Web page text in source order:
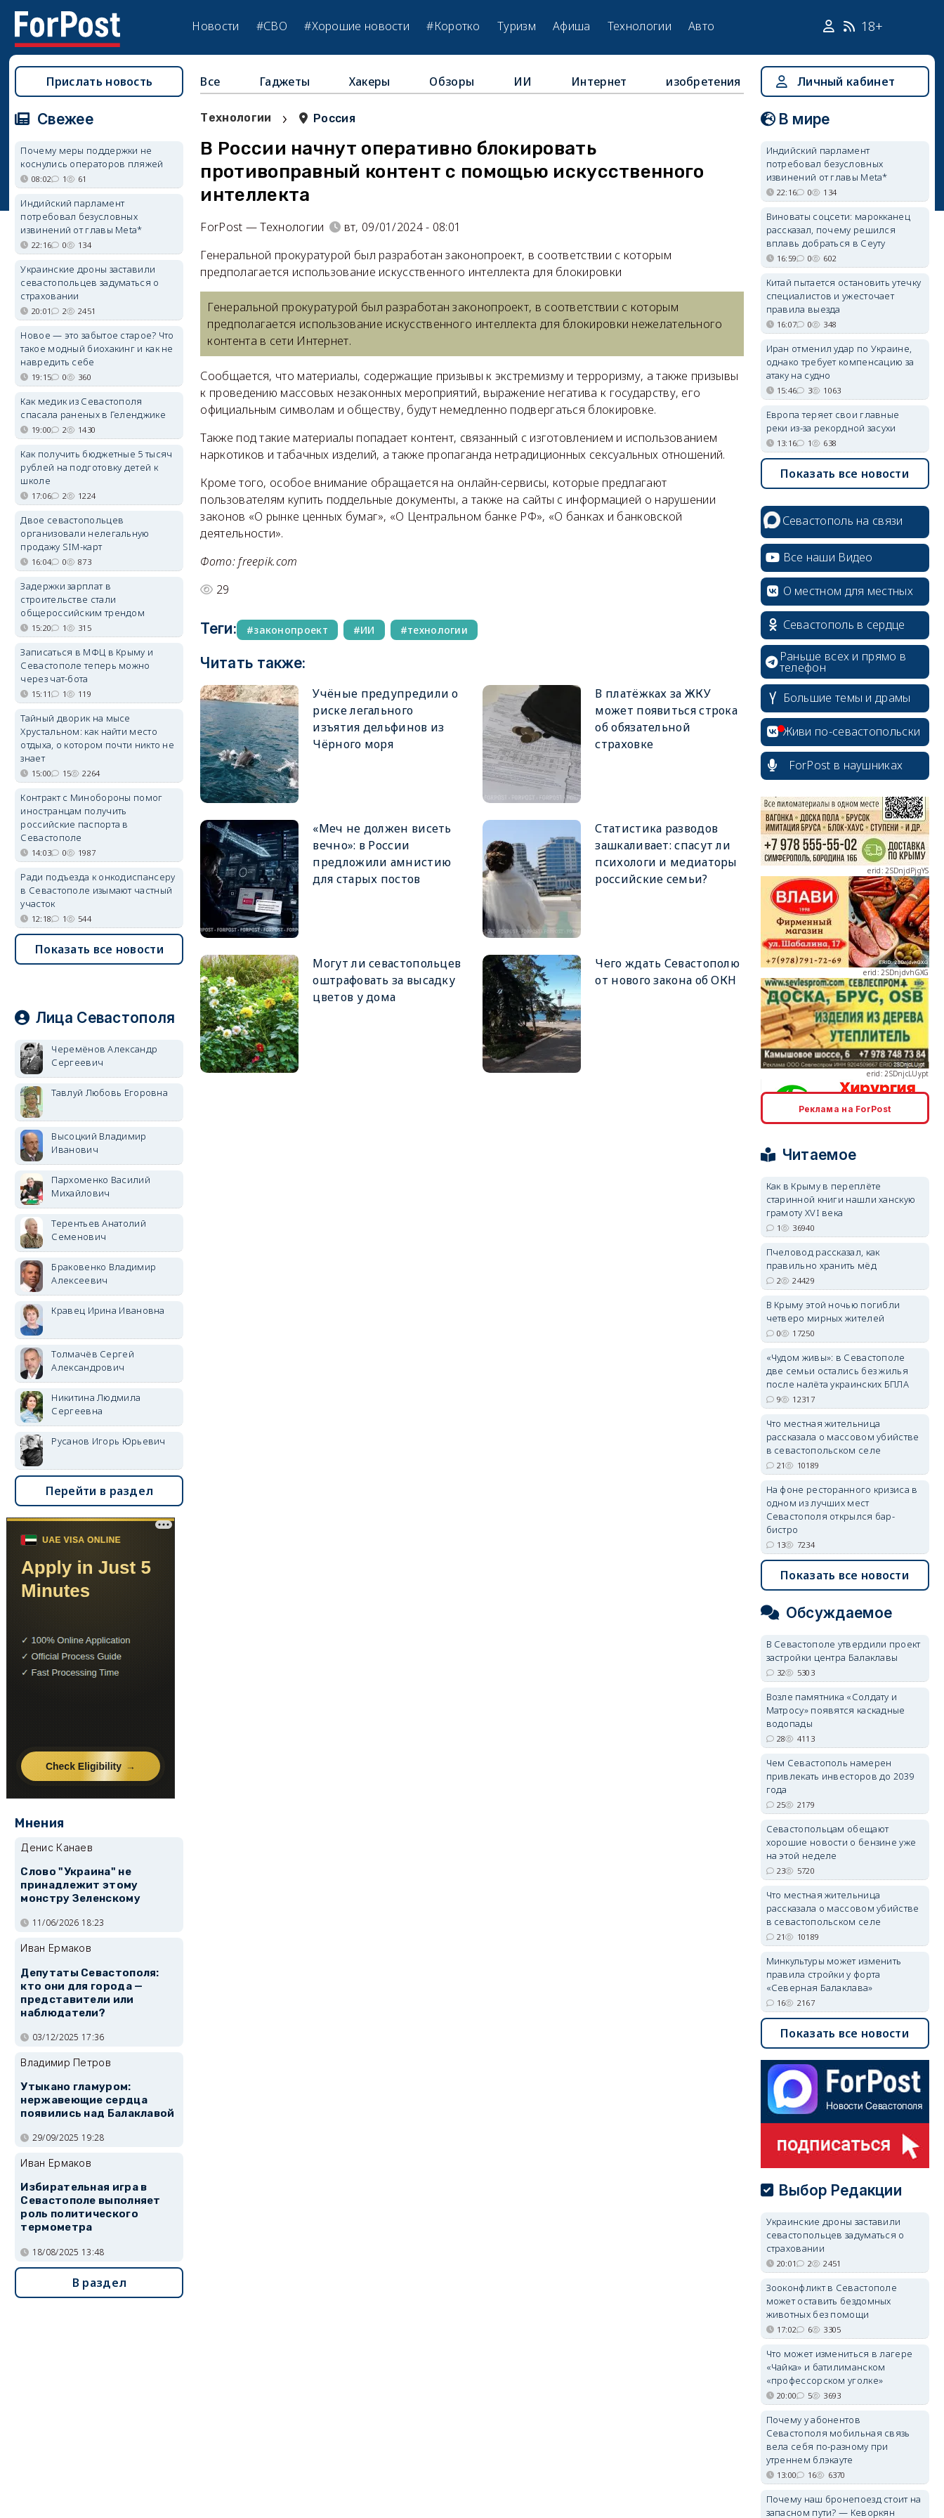
Новости #СВО #Хорошие новости #Коротко Туризм Афиша Технологии Авто 18+
Все Гаджеты Хакеры Обзоры ИИ Интернет изобретения
Технологии › Россия
В России начнут оперативно блокировать
противоправный контент с помощью искусственного
интеллекта
ForPost — Технологии
вт, 09/01/2024 - 08:01
Генеральной прокуратурой был разработан законопроект, в соответствии с которым
предполагается использование искусственного интеллекта для блокировки
Генеральной прокуратурой был разработан законопроект, в соответствии с которым
предполагается использование искусственного интеллекта для блокировки нежелательного
контента в сети Интернет.
Сообщается, что материалы, содержащие призывы к экстремизму и терроризму, а также призывы
к проведению массовых незаконных мероприятий, выражение негатива к государству, его
официальным символам и обществу, будут немедленно подвергаться блокировке.
Также под такие материалы попадает контент, связанный с изготовлением и использованием
наркотиков и табачных изделий, а также пропаганда нетрадиционных сексуальных отношений.
Кроме того, особое внимание обращается на онлайн-сервисы, которые предлагают
пользователям купить поддельные документы, а также на сайты с информацией о нарушении
законов «О рынке ценных бумаг», «О Центральном банке РФ», «О банках и банковской
деятельности».
Фото: freepik.com
29
Теги: законопроект ИИ технологии
Читать также:
Учёные предупредили о
риске легального
изъятия дельфинов из
Чёрного моря
В платёжках за ЖКУ
может появиться строка
об обязательной
страховке
«Меч не должен висеть
вечно»: в России
предложили амнистию
для старых постов
Статистика разводов
зашкаливает: спасут ли
психологи и медиаторы
российские семьи?
Могут ли севастопольцев
оштрафовать за высадку
цветов у дома
Чего ждать Севастополю
от нового закона об ОКН
Прислать новость
Свежее
Почему меры поддержки не
коснулись операторов пляжей
08:02 1 61
Индийский парламент
потребовал безусловных
извинений от главы Meta*
22:16 0 134
Украинские дроны заставили
севастопольцев задуматься о
страховании
20:01 2 2451
Новое — это забытое старое? Что
такое модный биохакинг и как не
навредить себе
19:15 0 360
Как медик из Севастополя
спасала раненых в Геленджике
19:00 2 1430
Как получить бюджетные 5 тысяч
рублей на подготовку детей к
школе
17:06 2 1224
Двое севастопольцев
организовали нелегальную
продажу SIM-карт
16:04 0 873
Задержки зарплат в
строительстве стали
общероссийским трендом
15:20 1 315
Записаться в МФЦ в Крыму и
Севастополе теперь можно
через чат-бота
15:11 1 119
Тайный дворик на мысе
Хрустальном: как найти место
отдыха, о котором почти никто не
знает
15:00 15 2264
Контракт с Минобороны помог
иностранцам получить
российские паспорта в
Севастополе
14:03 0 1987
Ради подъезда к онкодиспансеру
в Севастополе изымают частный
участок
12:18 1 544
Показать все новости
Лица Севастополя
Черемёнов Александр
Сергеевич
Тавлуй Любовь Егоровна
Высоцкий Владимир
Иванович
Пархоменко Василий
Михайлович
Терентьев Анатолий
Семенович
Браковенко Владимир
Алексеевич
Кравец Ирина Ивановна
Толмачёв Сергей
Александрович
Никитина Людмила
Сергеевна
Русанов Игорь Юрьевич
Перейти в раздел
Мнения
Денис Канаев
Слово "Украина" не
принадлежит этому
монстру Зеленскому
11/06/2026 18:23
Иван Ермаков
Депутаты Севастополя:
кто они для города —
представители или
наблюдатели?
03/12/2025 17:36
Владимир Петров
Утыкано гламуром:
нержавеющие сердца
появились над Балаклавой
29/09/2025 19:28
Иван Ермаков
Избирательная игра в
Севастополе выполняет
роль политического
термометра
18/08/2025 13:48
В раздел
Личный кабинет
В мире
Индийский парламент
потребовал безусловных
извинений от главы Meta*
22:16 0 134
Виноваты соцсети: марокканец
рассказал, почему решился
вплавь добраться в Сеуту
16:59 0 602
Китай пытается остановить утечку
специалистов и ужесточает
правила выезда
16:07 0 348
Иран отменил удар по Украине,
однако требует компенсацию за
атаку на судно
15:46 3 1063
Европа теряет свои главные
реки из-за рекордной засухи
13:16 1 638
Показать все новости
Севастополь на связи
Все наши Видео
О местном для местных
Севастополь в сердце
Раньше всех и прямо в
телефон
Большие темы и драмы
Живи по-севастопольски
ForPost в наушниках
erid: 2SDnjcrDNw6
erid: 2SDnjdPjgYS
erid: 2SDnjdvhGXG
erid: 2SDnjcLUypt
erid: 2SDnjdPjgYS
Реклама на ForPost
Читаемое
Как в Крыму в переплёте
старинной книги нашли ханскую
грамоту XVI века
1 36940
Пчеловод рассказал, как
правильно хранить мёд
2 24429
В Крыму этой ночью погибли
четверо мирных жителей
0 17250
«Чудом живы»: в Севастополе
две семьи остались без жилья
после налёта украинских БПЛА
9 12317
Что местная жительница
рассказала о массовом убийстве
в севастопольском селе
21 10189
На фоне ресторанного кризиса в
одном из лучших мест
Севастополя открылся бар-
бистро
13 7234
Показать все новости
Обсуждаемое
В Севастополе утвердили проект
застройки центра Балаклавы
32 5303
Возле памятника «Солдату и
Матросу» появятся каскадные
водопады
28 4113
Чем Севастополь намерен
привлекать инвесторов до 2039
года
25 2179
Севастопольцам обещают
хорошие новости о бензине уже
на этой неделе
23 5720
Что местная жительница
рассказала о массовом убийстве
в севастопольском селе
21 10189
Минкультуры может изменить
правила стройки у форта
«Северная Балаклава»
16 2167
Показать все новости
Выбор Редакции
Украинские дроны заставили
севастопольцев задуматься о
страховании
20:01 2 2451
Зооконфликт в Севастополе
может оставить бездомных
животных без помощи
17:02 6 3305
Что может измениться в лагере
«Чайка» и батилиманском
«профессорском уголке»
20:00 5 3693
Почему у абонентов
Севастополя мобильная связь
вела себя по-разному при
утреннем блэкауте
13:00 16 6370
Почему наш бронепоезд стоит на
запасном пути? — Кеворкян